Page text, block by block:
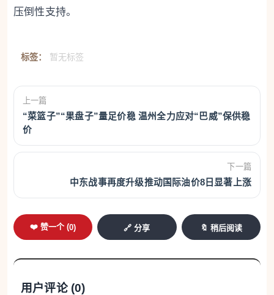
压倒性支持。
标签： 暂无标签
上一篇
“菜篮子”“果盘子”量足价稳 温州全力应对“巴威”保供稳
价
下一篇
中东战事再度升级推动国际油价8日显著上涨
❤️ 赞一个 (0) 🔗 分享 🔖 稍后阅读
用户评论 (0)